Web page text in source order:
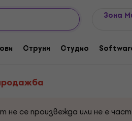
Зона
Струни Студио
Pro/AdvPhantom 3 -
не се произвежда или не е